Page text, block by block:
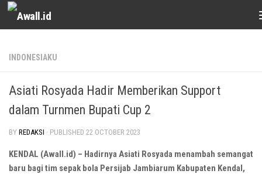
Skip to content
INDONESIAKU
Asiati Rosyada Hadir Memberikan Support
dalam Turnmen Bupati Cup 2
BY REDAKSI · PUBLISHED 22 OCTOBER 2023
KENDAL (Awall.id) – Hadirnya Asiati Rosyada menambah semangat
baru bagi tim sepak bola Persijab Jambiarum Kabupaten Kendal,